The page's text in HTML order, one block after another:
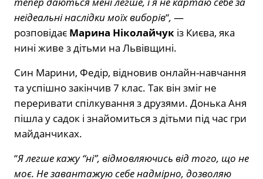
неідеальні наслідки моїх виборів“, —
розповідає Марина Ніколайчук із Києва, яка
нині живе з дітьми на Львівщині.
Син Марини, Федір, відновив онлайн-навчання
та успішно закінчив 7 клас. Так він зміг не
переривати спілкування з друзями. Донька Аня
пішла у садок і знайомиться з дітьми під час гри
майданчиках.
“Я легше кажу “ні”, відмовляючись від того, що не
моє. Не завантажую себе надмірно, дозволяю